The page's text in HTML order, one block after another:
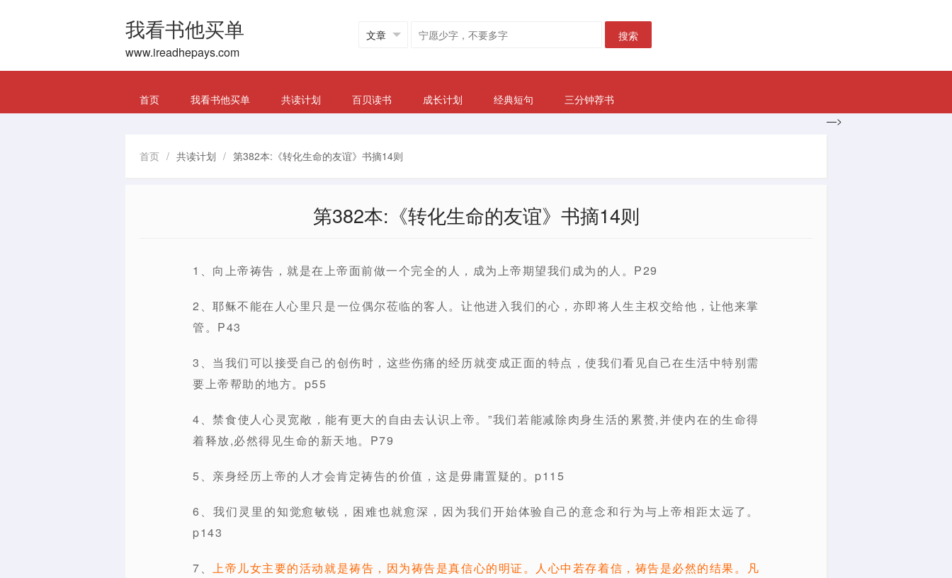
我看书他买单
www.ireadhepays.com
搜索
首页 我看书他买单 共读计划 百贝读书 成长计划 经典短句
三分钟荐书
—>
首页 / 共读计划 / 第382本:《转化生命的友谊》书摘14则
第382本:《转化生命的友谊》书摘14则
1、向上帝祷告，就是在上帝面前做一个完全的人，成为上帝期望我们成为的人。P29
2、耶稣不能在人心里只是一位偶尔莅临的客人。让他进入我们的心，亦即将人生主权交给他，让他来掌
管。P43
3、当我们可以接受自己的创伤时，这些伤痛的经历就变成正面的特点，使我们看见自己在生活中特别需
要上帝帮助的地方。p55
4、禁食使人心灵宽敞，能有更大的自由去认识上帝。”我们若能减除肉身生活的累赘,并使内在的生命得
着释放,必然得见生命的新天地。P79
5、亲身经历上帝的人才会肯定祷告的价值，这是毋庸置疑的。p115
6、我们灵里的知觉愈敏锐，困难也就愈深，因为我们开始体验自己的意念和行为与上帝相距太远了。
p143
7、上帝儿女主要的活动就是祷告，因为祷告是真信心的明证。人心中若存着信，祷告是必然的结果。凡